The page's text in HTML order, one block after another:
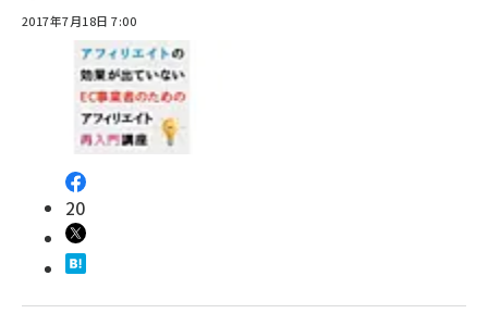
2017年7月18日 7:00
20